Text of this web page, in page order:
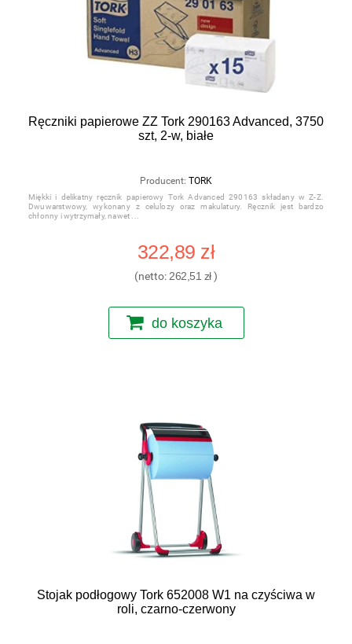
Ręczniki papierowe ZZ Tork 290163 Advanced, 3750
szt, 2-w, białe
Producent: TORK
Miękki i delikatny ręcznik papierowy Tork Advanced 290163 składany w Z-Z.
Dwuwarstwowy, wykonany z celulozy oraz makulatury. Ręcznik jest bardzo
chłonny i wytrzymały, nawet
322,89 zł
(netto: 262,51 zł)
do koszyka
Stojak podłogowy Tork 652008 W1 na czyściwa w
roli, czarno-czerwony